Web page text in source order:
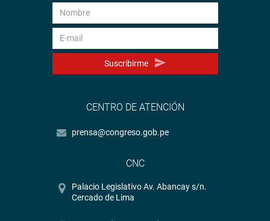
Suscribirme
CENTRO DE ATENCIÓN
prensa@congreso.gob.pe
CNC
Palacio Legislativo Av. Abancay s/n.
Cercado de Lima